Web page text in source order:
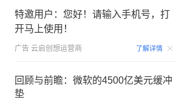
特邀用户：您好！请输入手机号，打
开马上使用！
广告 云启创想运营商 了解详情
回顾与前瞻：微软的4500亿美元缓冲
垫